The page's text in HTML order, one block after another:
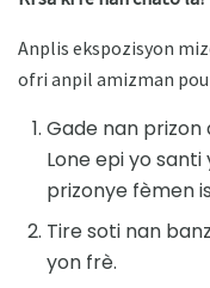
Anplis ekspozisyon
ofri anpil amizman
Gade nan prizon
Lone epi yo
prizonye fèmen
Tire soti nan
yon frè.